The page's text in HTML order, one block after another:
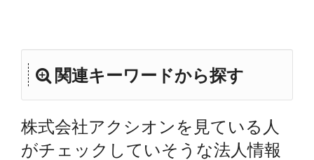
関連キーワードから探す
株式会社アクシオンを見ている人
がチェックしていそうな法人情報